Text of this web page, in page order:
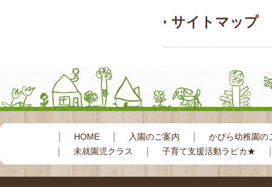
サイトマップ
HOME 入園のご案内 かぴら幼稚園の
未就園児クラス 子育て支援活動ラピカ★